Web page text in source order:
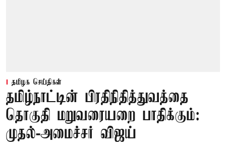
தமிழக செய்திகள்
தமிழ்நாட்டின் பிரதிநிதித்துவத்தை
தொகுதி மறுவரையறை பாதிக்கும்:
முதல்-அமைச்சர் விஜய்